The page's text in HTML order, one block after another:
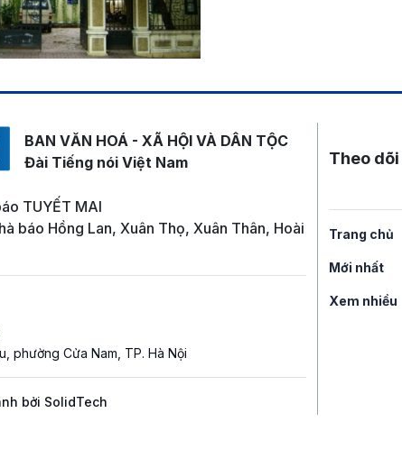
BAN VĂN HOÁ - XÃ HỘI VÀ DÂN TỘC
Đài Tiếng nói Việt Nam
TUYẾT MAI
báo Hồng Lan, Xuân Thọ, Xuân Thân, Hoài
phường Cửa Nam, TP. Hà Nội
bởi SolidTech
Theo dõi
Trang chủ
Mới nhất
Xem nhiều